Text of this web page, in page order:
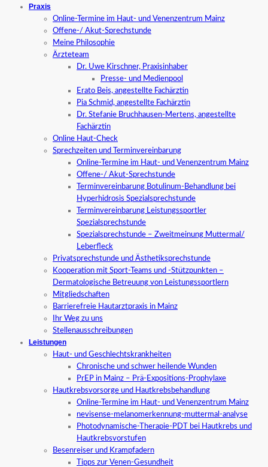
Praxis
Online-Termine im Haut- und Venenzentrum Mainz
Offene-/ Akut-Sprechstunde
Meine Philosophie
Ärzteteam
Dr. Uwe Kirschner, Praxisinhaber
Presse- und Medienpool
Erato Beis, angestellte Fachärztin
Pia Schmid, angestellte Fachärztin
Dr. Stefanie Bruchhausen-Mertens, angestellte
Fachärztin
Online Haut-Check
Sprechzeiten und Terminvereinbarung
Online-Termine im Haut- und Venenzentrum Mainz
Offene-/ Akut-Sprechstunde
Terminvereinbarung Botulinum-Behandlung bei
Hyperhidrosis Spezialsprechstunde
Terminvereinbarung Leistungssportler
Spezialsprechstunde
Spezialsprechstunde – Zweitmeinung Muttermal/
Leberfleck
Privatsprechstunde und Ästhetiksprechstunde
Kooperation mit Sport-Teams und -Stützpunkten –
Dermatologische Betreuung von Leistungssportlern
Mitgliedschaften
Barrierefreie Hautarztpraxis in Mainz
Ihr Weg zu uns
Stellenausschreibungen
Leistungen
Haut- und Geschlechtskrankheiten
Chronische und schwer heilende Wunden
PrEP in Mainz – Prä-Expositions-Prophylaxe
Hautkrebsvorsorge und Hautkrebsbehandlung
Online-Termine im Haut- und Venenzentrum Mainz
nevisense-melanomerkennung-muttermal-analyse
Photodynamische-Therapie-PDT bei Hautkrebs und
Hautkrebsvorstufen
Besenreiser und Krampfadern
Tipps zur Venen-Gesundheit